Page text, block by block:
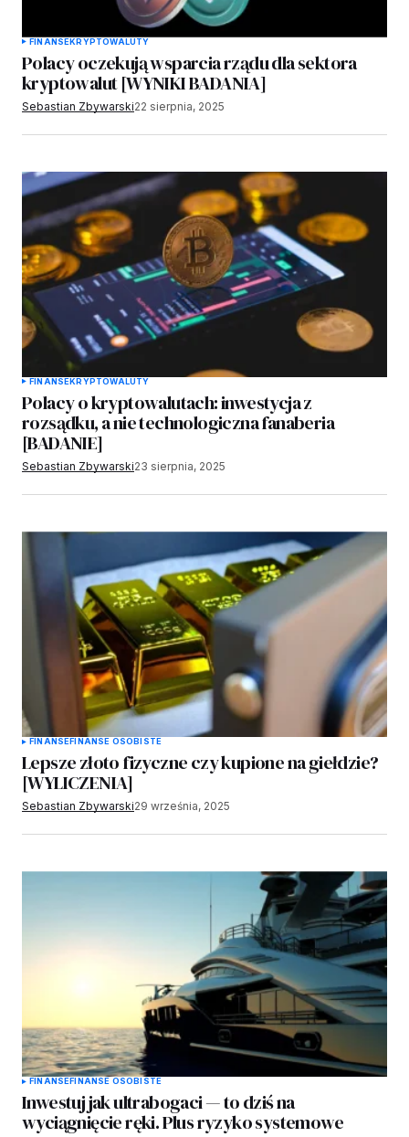
FINANSEKRYPTOWALUTY
Polacy oczekują wsparcia rządu dla sektora
kryptowalut [WYNIKI BADANIA]
Sebastian Zbywarski22 sierpnia, 2025
FINANSEKRYPTOWALUTY
Polacy o kryptowalutach: inwestycja z
rozsądku, a nie technologiczna fanaberia
[BADANIE]
Sebastian Zbywarski23 sierpnia, 2025
FINANSEFINANSE OSOBISTE
Lepsze złoto fizyczne czy kupione na giełdzie?
[WYLICZENIA]
Sebastian Zbywarski29 września, 2025
FINANSEFINANSE OSOBISTE
Inwestuj jak ultrabogaci — to dziś na
wyciągnięcie ręki. Plus ryzyko systemowe